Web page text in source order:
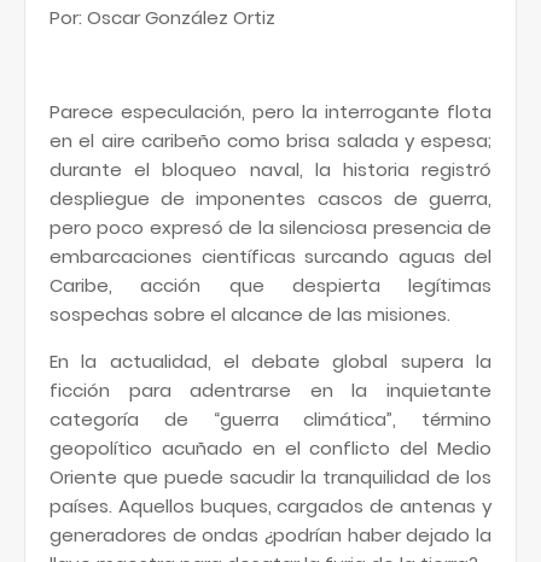
Por: Oscar González Ortiz
Parece especulación, pero la interrogante flota
en el aire caribeño como brisa salada y espesa;
durante el bloqueo naval, la historia registró
despliegue de imponentes cascos de guerra,
pero poco expresó de la silenciosa presencia de
embarcaciones científicas surcando aguas del
Caribe, acción que despierta legítimas
sospechas sobre el alcance de las misiones.
En la actualidad, el debate global supera la
ficción para adentrarse en la inquietante
categoría de “guerra climática”, término
geopolítico acuñado en el conflicto del Medio
Oriente que puede sacudir la tranquilidad de los
países. Aquellos buques, cargados de antenas y
generadores de ondas ¿podrían haber dejado la